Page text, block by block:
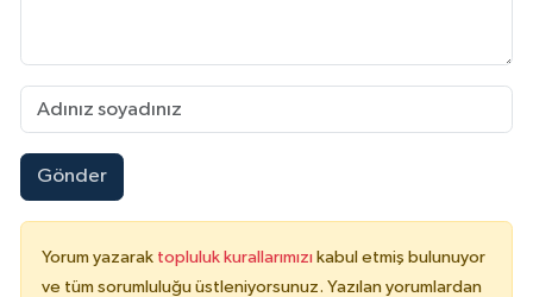
Gönder
Yorum yazarak topluluk kurallarımızı kabul etmiş bulunuyor
ve tüm sorumluluğu üstleniyorsunuz. Yazılan yorumlardan